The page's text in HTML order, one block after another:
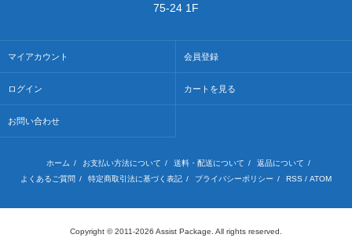
75-24 1F
マイアカウント 会員登録
ログイン カートを見る
お問い合わせ
ホーム / お支払い方法について / 送料・配送について / 返品について /
よくあるご質問 / 特定商取引法に基づく表記 / プライバシーポリシー / RSS / ATOM
Copyright © 2011-2026 Assist Package. All rights reserved.